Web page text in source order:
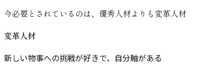
今必要とされているのは、優秀人材よりも変革人材
変革人材
新しい物事への挑戦が好きで、自分軸がある